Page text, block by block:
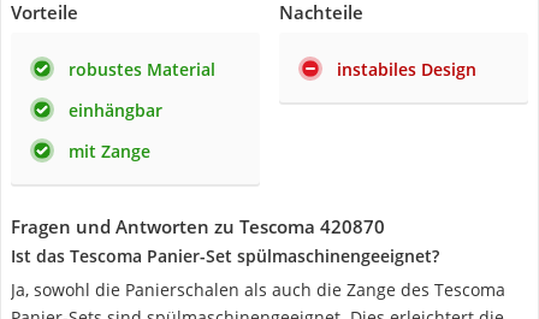
Vorteile
robustes Material
einhängbar
mit Zange
Nachteile
instabiles Design
Fragen und Antworten zu Tescoma 420870
Ist das Tescoma Panier-Set spülmaschinengeeignet?
Ja, sowohl die Panierschalen als auch die Zange des Tescoma